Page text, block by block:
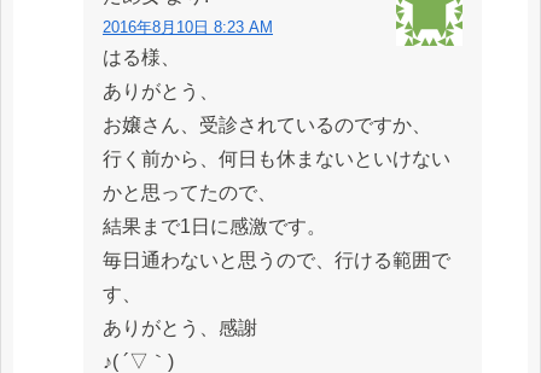
2016年8月10日 8:23 AM
はる様、
ありがとう、
お嬢さん、受診されているのですか、
行く前から、何日も休まないといけない
かと思ってたので、
結果まで1日に感激です。
毎日通わないと思うので、行ける範囲で
す、
ありがとう、感謝
♪( ´▽｀)